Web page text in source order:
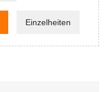
Einzelheiten